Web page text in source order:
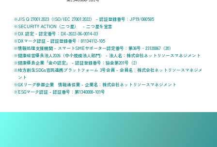
JIS Q 27001:2023（ISO/IEC 27001:2022） - 認証登録番号：JP19/080585
SECURITY ACTION（二つ星） - 二つ星を宣言
DX 認定 - 認定番号：DX-2022-06-0014-03
DXマーク認証 - 認証登録番号：81134112-105
情報処理支援機関 - スマートSMEサポーター認定番号：第36号‐23120067（20）
健康経営優良法人2026（中小規模法人部門） - 法人名：株式会社ネットリソースマネジメント
健康優良企業「金の認定」 - 認証登録番号：協金第201号（2）
地方創生SDGs官民連携プラットフォーム 3号会員 - 会員名：株式会社ネットリソースマネジメ
ント
GXリーグ参画企業 情報通信業 - 企業名：株式会社ネットリソースマネジメント
ESGマーク認証 - 認証番号：第1340008-101号